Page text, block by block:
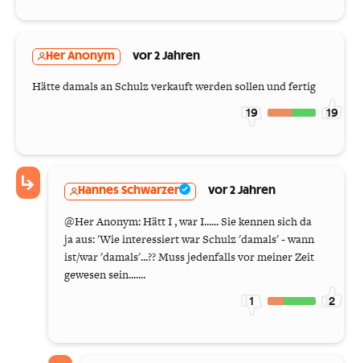
Her Anonym vor 2 Jahren
Hätte damals an Schulz verkauft werden sollen und fertig
19 19
Hannes Schwarzer vor 2 Jahren
@Her Anonym: Hätt I , war I...... Sie kennen sich da
ja aus: 'Wie interessiert war Schulz 'damals' - wann
ist/war 'damals'...?? Muss jedenfalls vor meiner Zeit
gewesen sein.......
1 2